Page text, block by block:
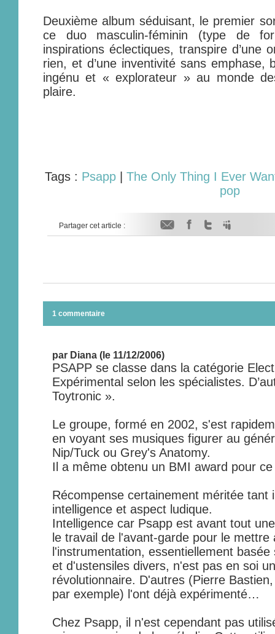
Deuxième album séduisant, le premier
ce duo masculin-féminin (type de
inspirations éclectiques, transpire d’une
rien, et d’une inventivité sans emphase,
ingénu et « explorateur » au monde
plaire.
Tags : Psapp
The Only Thing I Ever
pop
Partager cet article :
1 commentaire
par Diana (le 11/12/2006)
PSAPP se classe dans la catégorie
Expérimental selon les spécialistes.
Toytronic ».
Le groupe, formé en 2002, s'est
en voyant ses musiques figurer au
Nip/Tuck ou Grey's Anatomy.
Il a même obtenu un BMI award pour
Récompense certainement méritée tant
intelligence et aspect ludique.
Intelligence car Psapp est avant tout
le travail de l'avant-garde pour le
l'instrumentation, essentiellement
et d'ustensiles divers, n'est pas en soi
révolutionnaire. D'autres (Pierre
par exemple) l'ont déjà expérimenté…
Chez Psapp, il n'est cependant pas